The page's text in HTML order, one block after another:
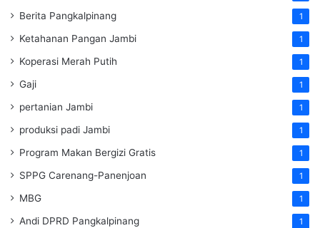
Berita Pangkalpinang 1
Ketahanan Pangan Jambi 1
Koperasi Merah Putih 1
Gaji 1
pertanian Jambi 1
produksi padi Jambi 1
Program Makan Bergizi Gratis 1
SPPG Carenang-Panenjoan 1
MBG 1
Andi DPRD Pangkalpinang 1